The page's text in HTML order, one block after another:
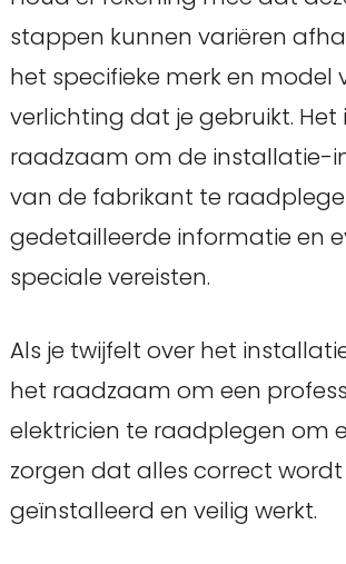
stappen kunnen variëren
het specifieke merk en model
verlichting dat je gebruikt. Het
raadzaam om de installatie-
van de fabrikant te
gedetailleerde informatie en
speciale vereisten.
Als je twijfelt over het
het raadzaam om een
elektricien te raadplegen om
zorgen dat alles correct wordt
geïnstalleerd en veilig werkt.